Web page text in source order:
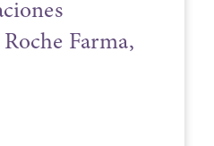
Farma,